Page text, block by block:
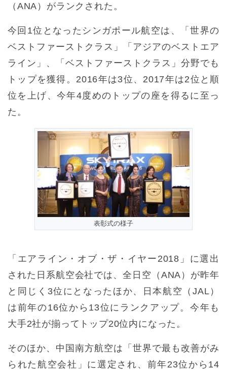
（ANA）がランクされた。
今回1位となったシンガポール航空は、「世界の
ベストファーストクラス」「アジアのベストエア
ライン」、「ベストファーストクラス」分野でも
トップを獲得。2016年は3位、2017年は2位と順
位を上げ、今年4度めのトップの座を得るに至っ
た。
表彰式の様子
「エアライン・オブ・ザ・イヤー2018」に選出
された日系航空会社では、全日空（ANA）が昨年
と同じく3位にとなったほか、日本航空（JAL）
は前年の16位から13位にランクアップ。今年も
大手2社が揃ってトップ20位内になった。
そのほか、中国南方航空は「世界で最も改善がみ
られた航空会社」に選定され、前年23位から14